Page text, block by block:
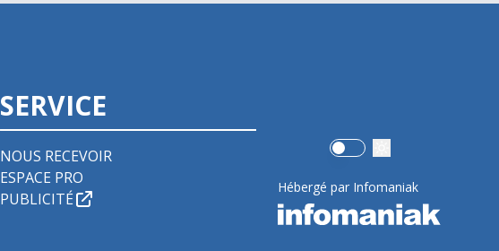
SERVICE
NOUS RECEVOIR
ESPACE PRO
PUBLICITÉ
Use setting
Hébergé par Infomaniak